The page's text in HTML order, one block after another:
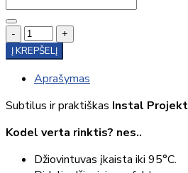
-
+
Į KREPŠELĮ
Aprašymas
Subtilus ir praktiškas Instal
Kodel verta rinktis? nes..
Džiovintuvas įkaista iki 95°C.